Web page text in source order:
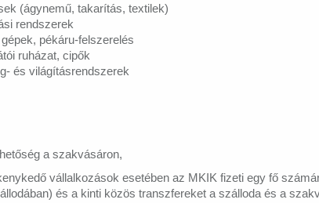
(ágynemű, takarítás, textilek)
rendszerek
pékáru-felszerelés
ruházat, cipők
és világításrendszerek
a szakvásáron,
vállalkozások esetében az MKIK fizeti egy fő
és a kinti közös transzfereket a szálloda és a